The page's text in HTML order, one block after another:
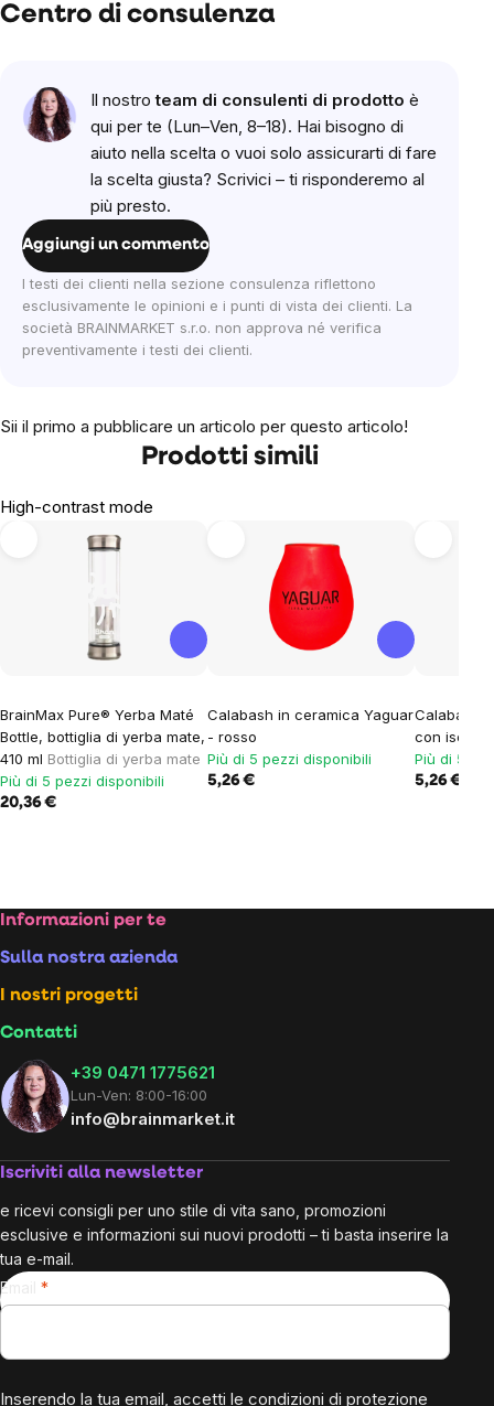
Centro di consulenza
Il nostroteam di consulenti di prodotto è
qui per te (Lun–Ven, 8–18). Hai bisogno di
aiuto nella scelta o vuoi solo assicurarti di fare
la scelta giusta? Scrivici – ti risponderemo al
più presto.
Aggiungi un commento
I testi dei clienti nella sezione consulenza riflettono
esclusivamente le opinioni e i punti di vista dei clienti. La
società BRAINMARKET s.r.o. non approva né verifica
preventivamente i testi dei clienti.
Sii il primo a pubblicare un articolo per questo articolo!
Prodotti simili
High-contrast mode
BrainMax Pure® Yerba Maté
Bottle, bottiglia di yerba mate,
410 ml Bottiglia di yerba mate
Più di 5 pezzi disponibili
20,36 €
Calabash in ceramica Yaguar
- rosso
Più di 5 pezzi disponibili
5,26 €
Calabash
con
Più di 5
5,26 €
Footer
Informazioni per te
Sulla nostra azienda
I nostri progetti
Contatti
+39 0471 1775621
Lun-Ven: 8:00-16:00
info@brainmarket.it
Iscriviti alla newsletter
e ricevi consigli per uno stile di vita sano, promozioni
esclusive e informazioni sui nuovi prodotti – ti basta inserire la
tua e-mail.
Email
Inserendo la tua email, accetti le condizioni di protezione